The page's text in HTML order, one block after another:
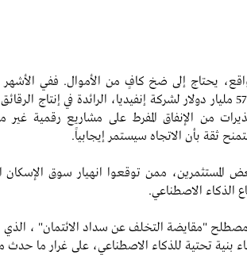
يحتاج إلى ضخ كافٍ من الأموال. ففي الأشهر
تشرين الأول الماضي، جرى ضخ 57 مليار دولار لشركة إنفيديا، الرائدة في
من الإنفاق المفرط على مشاريع رقمية
ثقة بأن الاتجاه سيستمر إيجابياً.
الذكاء الاصطناعي.
مصطلح "مقايضة التخلف عن سداد الائتمان" ،
بنية تحتية للذكاء الاصطناعي، على غرار ما